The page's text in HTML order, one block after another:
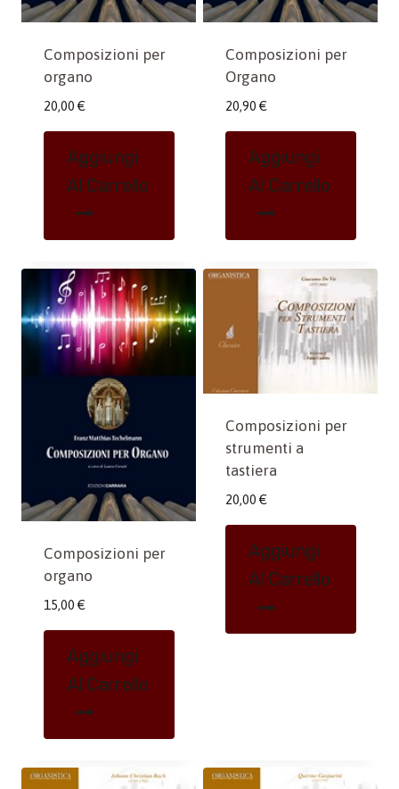
Composizioni per
organo
20,00 €
Aggiungi
Al Carrello
Composizioni per
Organo
20,90 €
Aggiungi
Al Carrello
Composizioni per
organo
15,00 €
Aggiungi
Al Carrello
Composizioni per
strumenti a
tastiera
20,00 €
Aggiungi
Al Carrello